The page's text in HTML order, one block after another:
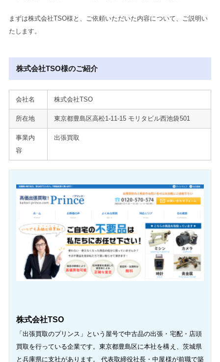
まずは株式会社TSO様と、ご依頼いただいた内容について、ご説明い
たします。
株式会社TSO様のご紹介
会社名 株式会社TSO
所在地 東京都豊島区高松1-11-15 モリタビル西池袋501
事業内
容
出張買取
株式会社TSO
「出張買取のプリンス」という屋号で中古品の出張・宅配・店頭
買取を行っている企業です。東京都豊島区に本社を構え、茨城県
と兵庫県に支社があります。 代表取締役社長・中屋様が前職で築